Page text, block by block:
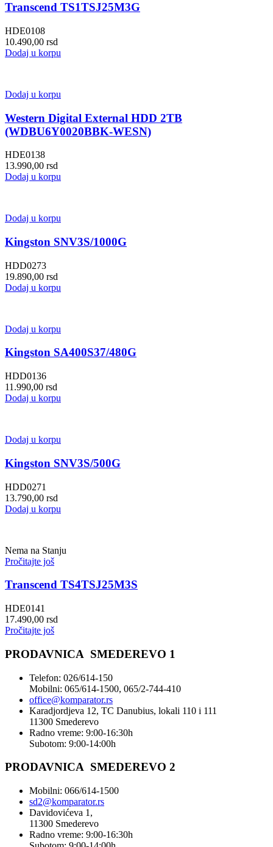
Transcend TS1TSJ25M3G
HDE0108
10.490,00 rsd
Dodaj u korpu
Dodaj u korpu
Western Digital External HDD 2TB
(WDBU6Y0020BBK-WESN)
HDE0138
13.990,00 rsd
Dodaj u korpu
Dodaj u korpu
Kingston SNV3S/1000G
HDD0273
19.890,00 rsd
Dodaj u korpu
Dodaj u korpu
Kingston SA400S37/480G
HDD0136
11.990,00 rsd
Dodaj u korpu
Dodaj u korpu
Kingston SNV3S/500G
HDD0271
13.790,00 rsd
Dodaj u korpu
Nema na Stanju
Pročitajte još
Transcend TS4TSJ25M3S
HDE0141
17.490,00 rsd
Pročitajte još
PRODAVNICA SMEDEREVO 1
Telefon: 026/614-150
Mobilni: 065/614-1500, 065/2-744-410
office@komparator.rs
Karadjordjeva 12, TC Danubius, lokali 110 i 111
11300 Smederevo
Radno vreme: 9:00-16:30h
Subotom: 9:00-14:00h
PRODAVNICA SMEDEREVO 2
Mobilni: 066/614-1500
sd2@komparator.rs
Davidovićeva 1,
11300 Smederevo
Radno vreme: 9:00-16:30h